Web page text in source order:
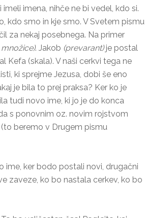
imena, nihče ne bi vedel, kdo si.
kdo smo in kje smo. V Svetem pismu
za nekaj posebnega. Na primer
množice). Jakob (prevarant)je postal
Kefa (skala). V naši cerkvi tega ne
ki sprejme Jezusa, dobi še eno
je bila to prej praksa? Ker ko je
tudi novo ime, ki jo je do konca
s ponovnim oz. novim rojstvom
beremo v Drugem pismu
ime, ker bodo postali novi, drugačni
zaveze, ko bo nastala cerkev, ko bo